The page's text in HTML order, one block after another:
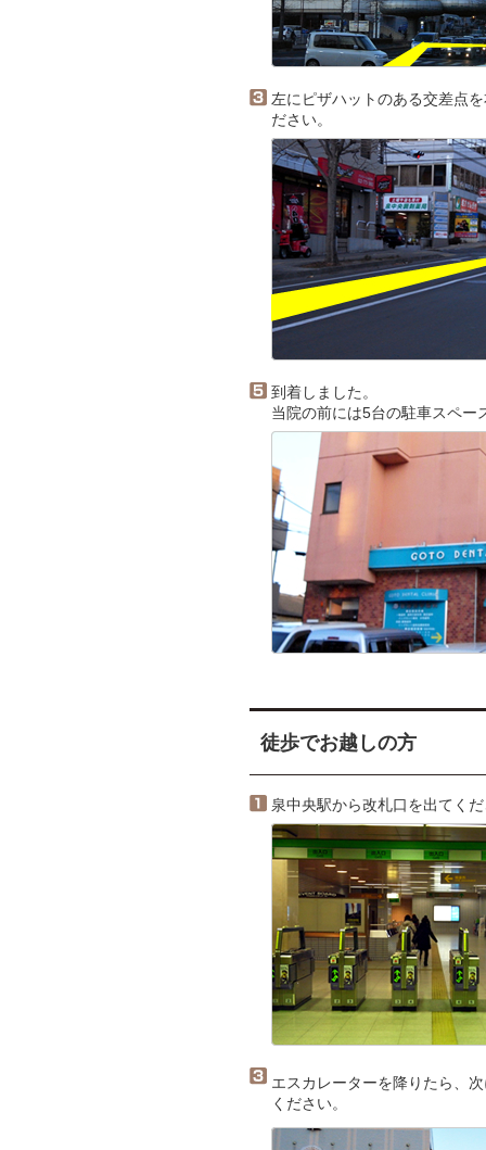
左にピザハットのある交差点
ださい。
到着しました。
当院の前には5台の駐車スペー
徒歩でお越しの方
泉中央駅から改札口を出てく
エスカレーターを降りたら、
ください。